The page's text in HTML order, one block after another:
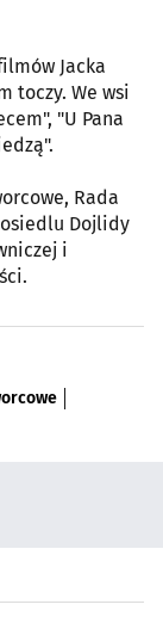
Jacka
toczy. We wsi
"U Pana
Rada
Dojlidy
i